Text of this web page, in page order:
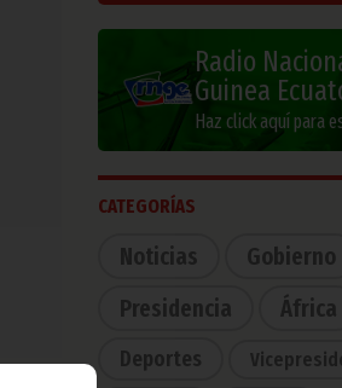
Radio
Guinea
Haz click aquí para
CATEGORÍAS
Noticias
Gobierno
Presidencia
África
Deportes